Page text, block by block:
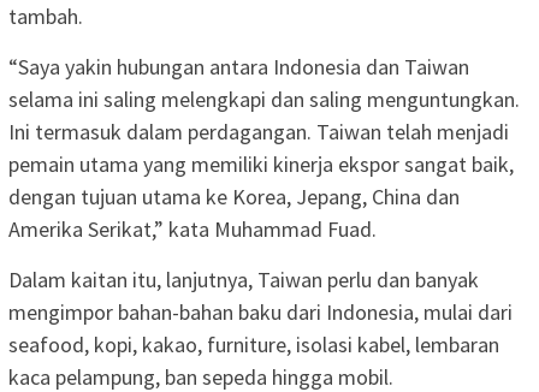
tambah.
“Saya yakin hubungan antara Indonesia dan Taiwan
selama ini saling melengkapi dan saling menguntungkan.
Ini termasuk dalam perdagangan. Taiwan telah menjadi
pemain utama yang memiliki kinerja ekspor sangat baik,
dengan tujuan utama ke Korea, Jepang, China dan
Amerika Serikat,” kata Muhammad Fuad.
Dalam kaitan itu, lanjutnya, Taiwan perlu dan banyak
mengimpor bahan-bahan baku dari Indonesia, mulai dari
seafood, kopi, kakao, furniture, isolasi kabel, lembaran
kaca pelampung, ban sepeda hingga mobil.